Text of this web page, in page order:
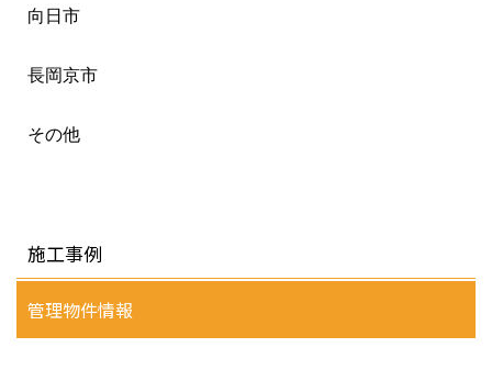
向日市
長岡京市
その他
施工事例
管理物件情報